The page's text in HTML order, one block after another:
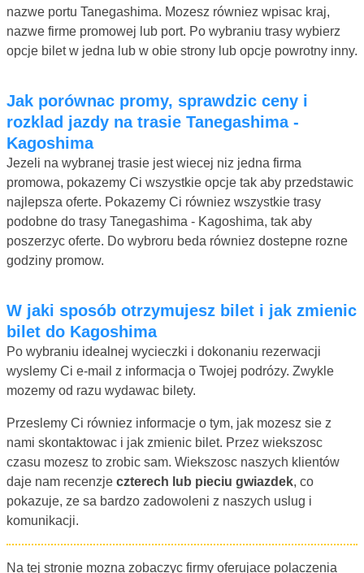
nazwe portu Tanegashima. Mozesz równiez wpisac kraj,
nazwe firme promowej lub port. Po wybraniu trasy wybierz
opcje bilet w jedna lub w obie strony lub opcje powrotny inny.
Jak porównac promy, sprawdzic ceny i
rozklad jazdy na trasie Tanegashima -
Kagoshima
Jezeli na wybranej trasie jest wiecej niz jedna firma
promowa, pokazemy Ci wszystkie opcje tak aby przedstawic
najlepsza oferte. Pokazemy Ci równiez wszystkie trasy
podobne do trasy Tanegashima - Kagoshima, tak aby
poszerzyc oferte. Do wybroru beda równiez dostepne rozne
godziny promow.
W jaki sposób otrzymujesz bilet i jak zmienic
bilet do Kagoshima
Po wybraniu idealnej wycieczki i dokonaniu rezerwacji
wyslemy Ci e-mail z informacja o Twojej podrózy. Zwykle
mozemy od razu wydawac bilety.
Przeslemy Ci równiez informacje o tym, jak mozesz sie z
nami skontaktowac i jak zmienic bilet. Przez wiekszosc
czasu mozesz to zrobic sam. Wiekszosc naszych klientów
daje nam recenzje czterech lub pieciu gwiazdek, co
pokazuje, ze sa bardzo zadowoleni z naszych uslug i
komunikacji.
Na tej stronie mozna zobaczyc firmy oferujace polaczenia